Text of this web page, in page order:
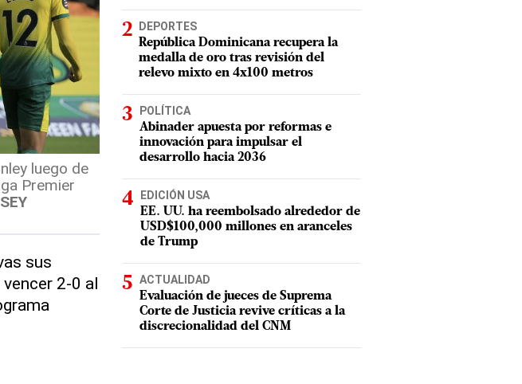
luego de
Premier
sus
2-0 al
DEPORTES
República Dominicana recupera la
medalla de oro tras revisión del
relevo mixto en 4x100 metros
POLÍTICA
Abinader apuesta por reformas e
innovación para impulsar el
desarrollo hacia 2036
EDICIÓN USA
EE. UU. ha reembolsado alrededor de
USD$100,000 millones en aranceles
de Trump
ACTUALIDAD
Evaluación de jueces de Suprema
Corte de Justicia revive críticas a la
discrecionalidad del CNM